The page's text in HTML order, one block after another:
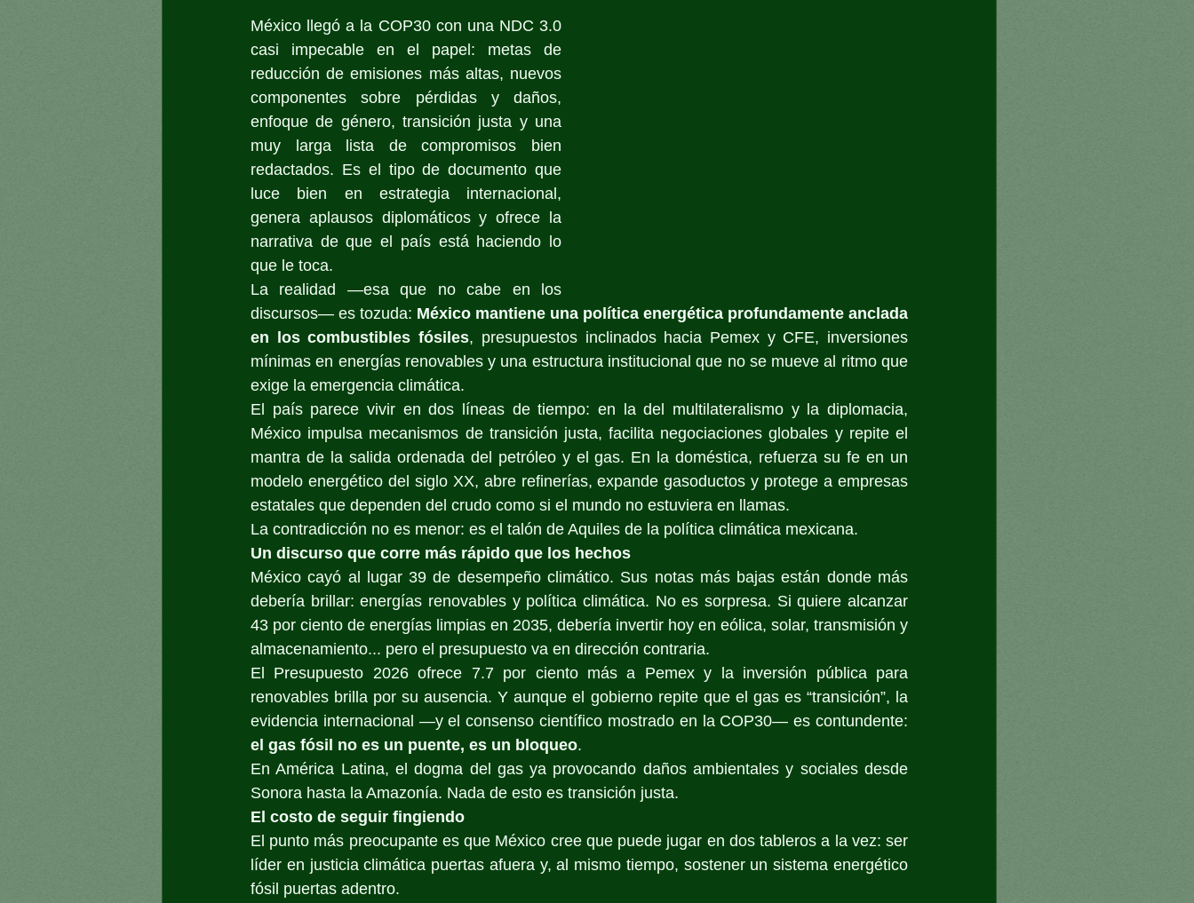
México llegó a la COP30 con una NDC 3.0
casi impecable en el papel: metas de
reducción de emisiones más altas, nuevos
componentes sobre pérdidas y daños,
enfoque de género, transición justa y una
muy larga lista de compromisos bien
redactados. Es el tipo de documento que
luce bien en estrategia internacional,
genera aplausos diplomáticos y ofrece la
narrativa de que el país está haciendo lo
que le toca.
La realidad —esa que no cabe en los
discursos— es tozuda: México mantiene una política energética profundamente anclada
en los combustibles fósiles, presupuestos inclinados hacia Pemex y CFE, inversiones
mínimas en energías renovables y una estructura institucional que no se mueve al ritmo que
exige la emergencia climática.
El país parece vivir en dos líneas de tiempo: en la del multilateralismo y la diplomacia,
México impulsa mecanismos de transición justa, facilita negociaciones globales y repite el
mantra de la salida ordenada del petróleo y el gas. En la doméstica, refuerza su fe en un
modelo energético del siglo XX, abre refinerías, expande gasoductos y protege a empresas
estatales que dependen del crudo como si el mundo no estuviera en llamas.
La contradicción no es menor: es el talón de Aquiles de la política climática mexicana.
Un discurso que corre más rápido que los hechos
México cayó al lugar 39 de desempeño climático. Sus notas más bajas están donde más
debería brillar: energías renovables y política climática. No es sorpresa. Si quiere alcanzar
43 por ciento de energías limpias en 2035, debería invertir hoy en eólica, solar, transmisión y
almacenamiento... pero el presupuesto va en dirección contraria.
El Presupuesto 2026 ofrece 7.7 por ciento más a Pemex y la inversión pública para
renovables brilla por su ausencia. Y aunque el gobierno repite que el gas es “transición”, la
el gas fósil no es un puente, es un bloqueo.
En América Latina, el dogma del gas ya provocando daños ambientales y sociales desde
Sonora hasta la Amazonía. Nada de esto es transición justa.
El costo de seguir fingiendo
El punto más preocupante es que México cree que puede jugar en dos tableros a la vez: ser
líder en justicia climática puertas afuera y, al mismo tiempo, sostener un sistema energético
fósil puertas adentro.